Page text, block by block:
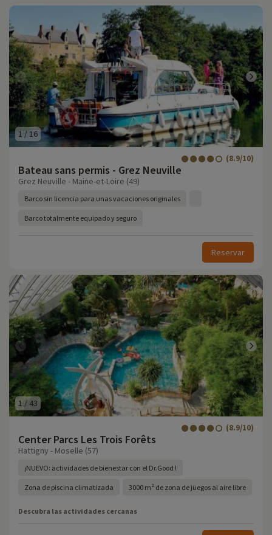
1 /16
Bateau sans permis - Grez Neuville
(8.9/10)
Grez Neuville - Maine-et-Loire (49)
Barco sin licencia para unas vacaciones originales
Barco totalmente equipado y seguro
Reservar
1 / 43
Center Parcs Les Trois Forêts
(8.9/10)
Hattigny - Moselle (57)
¡NUEVO: actividades de bienestar con el Dr.Good !
Zona de piscina climatizada 3000 m² de zona de juegos al aire libre
Descubra las actividades cercanas